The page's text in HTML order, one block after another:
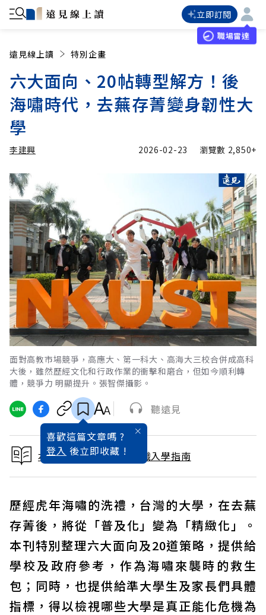
立即訂閱
職場雷達
遠見線上讀 特別企畫
六大面向、20帖轉型解方！後
海嘯時代，去蕪存菁變身韌性大
學
李建興
李建興
2026-02-23 瀏覽數 2,850+
面對高教市場競爭，高應大、第一科大、高海大三校合併成高科
大後，雖然歷經文化和行政作業的衝擊和磨合，但如今順利轉
體，競爭力 明顯提升。張智傑攝影。
喜歡這篇文章嗎 ?
登入 後立即收藏 !
聽遠見
本文出自2026大學暨技職入學指南
歷經虎年海嘯的洗禮，台灣的大學，在去蕪
存菁後，將從「普及化」變為「精緻化」。
本刊特別整理六大面向及20道策略，提供給
學校及政府參考，作為海嘯來襲時的救生
包；同時，也提供給準大學生及家長們具體
指標，得以檢視哪些大學是真正能化危機為